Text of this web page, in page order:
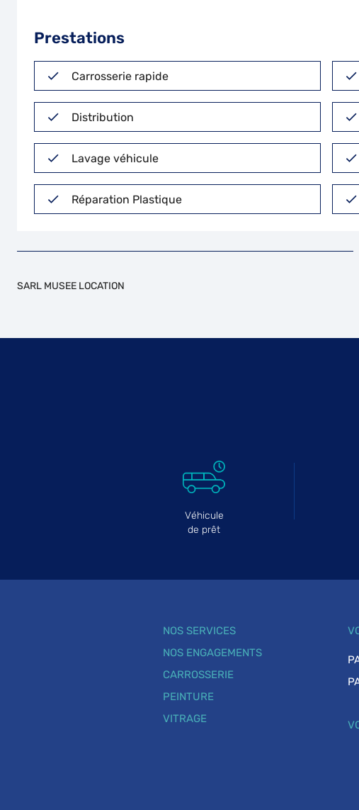
Prestations
Carrosserie rapide
Distribution
Lavage véhicule
Réparation Plastique
SARL MUSEE LOCATION
Véhicule
de prêt
NOS SERVICES
NOS ENGAGEMENTS
CARROSSERIE
PEINTURE
VITRAGE